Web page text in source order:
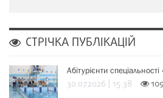
СТРІЧКА ПУБЛІКАЦІЙ
Абітурієнти
30.07.2026 | 15:38